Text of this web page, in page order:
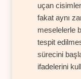
uçan
fakat aynı
meselelerle
tespit
sürecini
ifadelerini